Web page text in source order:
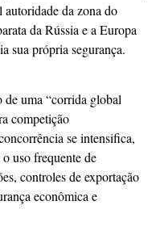
da zona do
da Rússia e a Europa
sua própria segurança.
uma “corrida global
competição
se intensifica,
uso frequente de
controles de exportação
econômica e